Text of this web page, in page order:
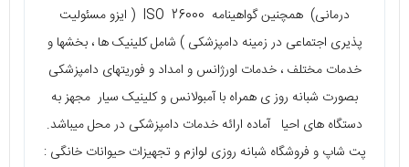
درمانی) همچنین گواهینامه ISO 26000 ( ایزو مسئولیت
پذیری اجتماعی در زمینه دامپزشکی ) شامل کلینیک ها ، بخشها و
خدمات مختلف ، خدمات اورژانس و امداد و فوریتهای دامپزشکی
بصورت شبانه روز ی همراه با آمبولانس و کلینیک سیار مجهز به
دستگاه های احیا آماده ارائه خدمات دامپزشکی در محل میباشد.
پت شاپ و فروشگاه شبانه روزی لوازم و تجهیزات حیوانات خانگی :